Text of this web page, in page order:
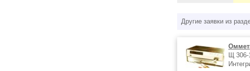
Другие заявки из
Щ 306-